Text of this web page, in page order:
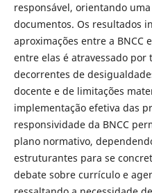
responsável, orientando
documentos. Os resultados
aproximações entre a BNCC
entre elas é atravessado por
decorrentes de
docente e de limitações
implementação efetiva das
responsividade da BNCC
plano normativo,
estruturantes para se
debate sobre currículo e